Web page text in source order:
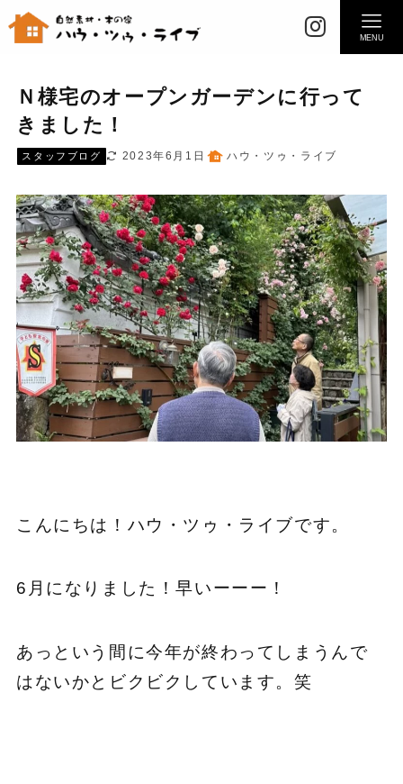
MENU
Ｎ様宅のオープンガーデンに行って
きました！
スタッフブログ 2023年6月1日 ハウ・ツゥ・ライブ
こんにちは！ハウ・ツゥ・ライブです。
6月になりました！早いーーー！
あっという間に今年が終わってしまうんで
はないかとビクビクしています。笑